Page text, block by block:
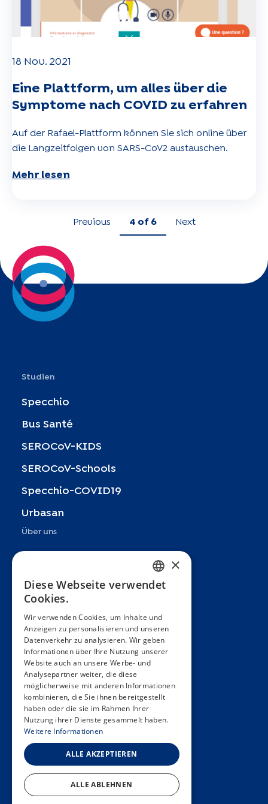
18 Nov. 2021
Eine Plattform, um alles über die
Symptome nach COVID zu erfahren
Auf der Rafael-Plattform können Sie sich online über
die Langzeitfolgen von SARS-CoV2 austauschen.
Mehr lesen
Previous 4 of 6 Next
Studien
Specchio
Bus Santé
SEROCoV-KIDS
SEROCoV-Schools
Specchio-COVID19
Urbasan
Über uns
Teams
Partner
Veröffentlichungen
Zoom In
FAQ
Kontakt
Allgemeine Bedingungen
Hôpitaux Universitaires Genève
Université de Genève
FRENCH
SPANISH
GERMAN
PORTUGUESE
×
Diese Webseite verwendet
Cookies.
Wir verwenden Cookies, um Inhalte und
Anzeigen zu personalisieren und unseren
Datenverkehr zu analysieren. Wir geben
Informationen über Ihre Nutzung unserer
Website auch an unsere Werbe- und
Analysepartner weiter, die diese
möglicherweise mit anderen Informationen
kombinieren, die Sie ihnen bereitgestellt
haben oder die sie im Rahmen Ihrer
Nutzung ihrer Dienste gesammelt haben.
Weitere Informationen
ALLE AKZEPTIEREN
ALLE ABLEHNEN